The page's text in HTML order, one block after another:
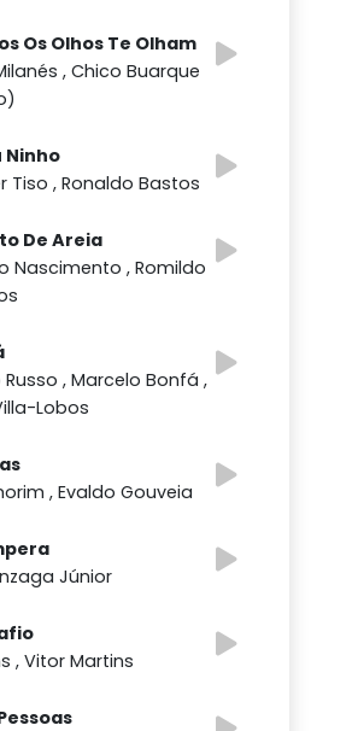
Os Olhos Te Olham
, Chico Buarque
Ninho
Tiso , Ronaldo Bastos
De Areia
Nascimento , Romildo
, Marcelo Bonfá ,
Lobos
, Evaldo Gouveia
Júnior
, Vitor Martins